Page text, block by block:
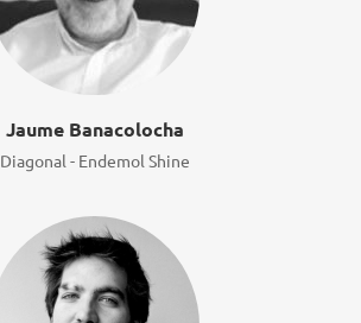
Jaume Banacolocha
Diagonal - Endemol Shine